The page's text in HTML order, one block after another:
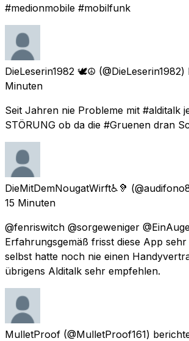
#medionmobile #mobilfunk
DieLeserin1982 🕊️☮️
Minuten
Seit Jahren nie Probleme mit #alditalk
STÖRUNG ob da die #Gruenen dran
DieMitDemNougatWirft♿🦻
15 Minuten
@fenriswitch @sorgeweniger
Erfahrungsgemäß frisst diese App
selbst hatte noch nie einen
übrigens Alditalk sehr empfehlen.
MulletProof (@MulletProof161)